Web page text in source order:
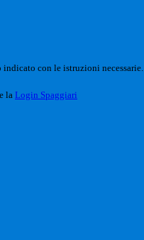
con le istruzioni necessarie.
la Login Spaggiari